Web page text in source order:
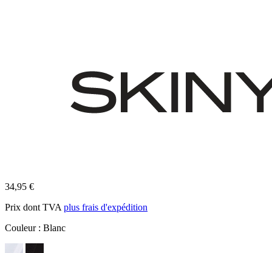
34,95 €
Prix dont TVA plus frais d'expédition
Couleur : Blanc